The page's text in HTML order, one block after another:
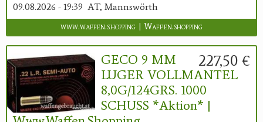
09.08.2026 - 19:39 AT, Mannswörth
www.waffen.shopping | Waffen.shopping
227,50 €
GECO 9 MM
LUGER VOLLMANTEL
8,0G/124GRS. 1000
SCHUSS *Aktion* |